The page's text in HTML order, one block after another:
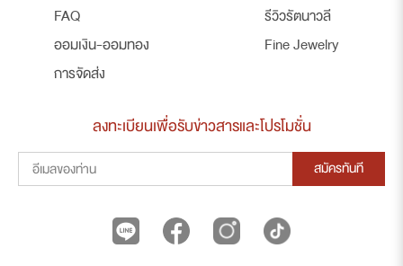
FAQ
ออมเงิน-ออมทอง
การจัดส่ง
รีวิวรัตนาวลี
Fine Jewelry
ลงทะเบียนเพื่อรับข่าวสารและโปรโมชั่น
สมัครทันที